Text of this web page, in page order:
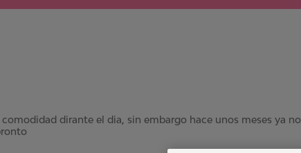
dirante el dia, sin embargo hace unos meses ya no